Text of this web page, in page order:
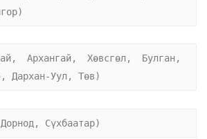
Архангай, Хөвсгөл, Булган,
Дархан-Уул, Төв)
Сүхбаатар)